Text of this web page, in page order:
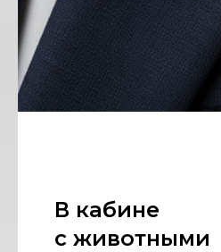
В кабине
с животными